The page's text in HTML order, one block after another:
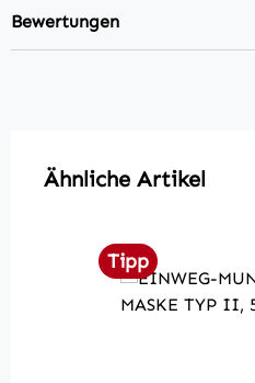
Bewertungen
Produktgalerie
Ähnliche Artikel
Tipp